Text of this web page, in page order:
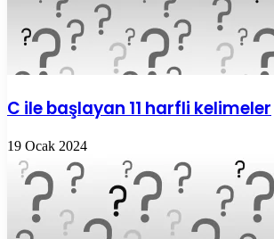
C ile başlayan 11 harfli kelimeler
19 Ocak 2024